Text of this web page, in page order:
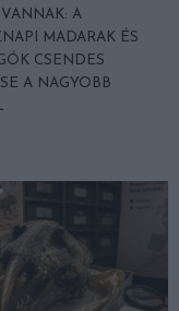
VANNAK: A
MADARAK ÉS
CSENDES
A NAGYOBB